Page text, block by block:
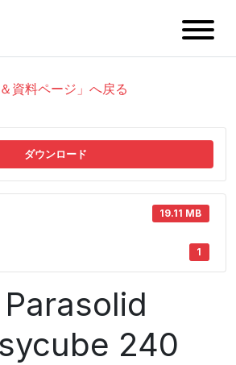
資料ページ」へ戻る
ダウンロード
19.11 MB
1
Parasolid
240